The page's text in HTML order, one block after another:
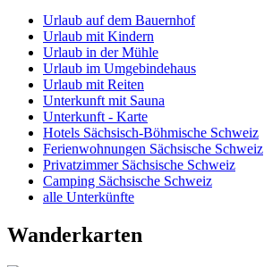
Urlaub auf dem Bauernhof
Urlaub mit Kindern
Urlaub in der Mühle
Urlaub im Umgebindehaus
Urlaub mit Reiten
Unterkunft mit Sauna
Unterkunft - Karte
Hotels Sächsisch-Böhmische Schweiz
Ferienwohnungen Sächsische Schweiz
Privatzimmer Sächsische Schweiz
Camping Sächsische Schweiz
alle Unterkünfte
Wanderkarten